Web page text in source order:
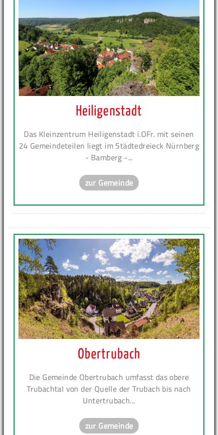
Heiligenstadt
Das Kleinzentrum Heiligenstadt i.OFr. mit seinen
24 Gemeindeteilen liegt im Städtedreieck Nürnberg
- Bamberg -...
zur Gemeinde
Obertrubach
Die Gemeinde Obertrubach umfasst das obere
Trubachtal von der Quelle der Trubach bis nach
Untertrubach...
zur Gemeinde